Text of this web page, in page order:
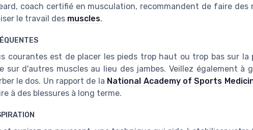
coach certifié en musculation, recommandent de faire des
le travail des muscles.
courantes est de placer les pieds trop haut ou trop bas sur la
sur d'autres muscles au lieu des jambes. Veillez également à
le dos. Un rapport de la National Academy of Sports
à des blessures à long terme.